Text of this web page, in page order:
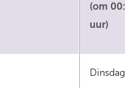
(om
uur)
Dinsdag